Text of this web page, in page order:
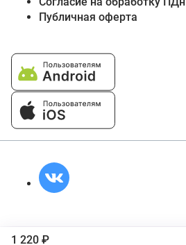
1 220 ₽
Публичная оферта